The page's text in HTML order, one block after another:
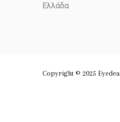
Ελλάδα
Copyright © 2025